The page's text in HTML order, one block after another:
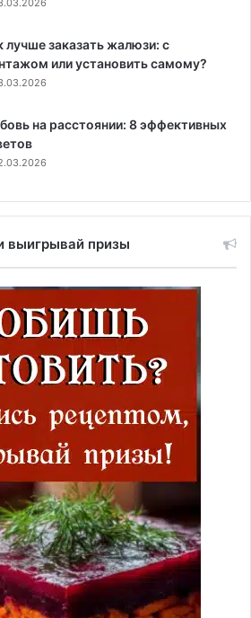
лучше заказать жалюзи: с
или установить самому?
на расстоянии: 8 эффективных
выигрывай призы